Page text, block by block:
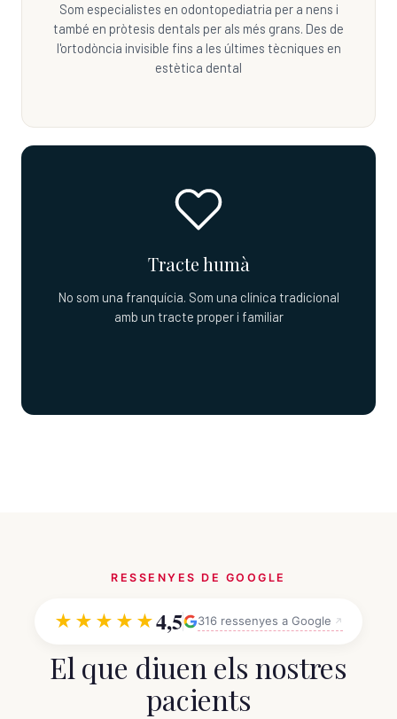
Som especialistes en odontopediatria per a nens i
també en pròtesis dentals per als més grans. Des de
l'ortodòncia invisible fins a les últimes tècniques en
estètica dental
Tracte humà
No som una franquícia. Som una clínica tradicional
amb un tracte proper i familiar
RESSENYES DE GOOGLE
★★★★★4,5 316 ressenyes a Google
El que diuen els nostres
pacients